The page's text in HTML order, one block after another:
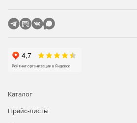
Являясь единственным средством
приложение Burstek WebFilter ISA/
исключительную функциональность
Directory гарантирует тесную
проблем, связанных с
Каталог
Прайс-листы